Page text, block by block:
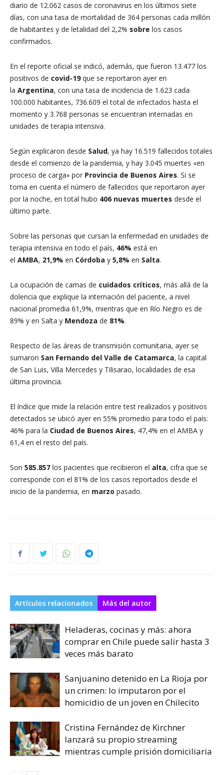
diario de 12.062 casos de coronavirus en los últimos siete
días, con una tasa de mortalidad de 364 personas cada millón
de habitantes y de letalidad del 2,2% sobre los casos
confirmados.
En el reporte oficial se indicó, además, que fueron 13.477 los
positivos de covid-19 que se reportaron ayer en
la Argentina, con una tasa de incidencia de 1.623 cada
100.000 habitantes, 736.609 el total de infectados hasta el
momento y 3.768 personas se encuentran internadas en
unidades de terapia intensiva.
Según explicaron desde Salud, ya hay 16.519 fallecidos totales
desde el comienzo de la pandemia, y hay 3.045 muertes «en
proceso de carga» por Provincia de Buenos Aires. Si se
toma en cuenta el número de fallecidos que reportaron ayer
por la noche, en total hubo 406 nuevas muertes desde el
último parte.
Sobre las personas que cursan la enfermedad en unidades de
terapia intensiva en todo el país, 46% está en
el AMBA, 21,9% en Córdoba y 5,8% en Salta.
La ocupación de camas de cuidados críticos, más allá de la
dolencia que explique la internación del paciente, a nivel
nacional promedia 61,9%, mientras que en Río Negro es de
89% y en Salta y Mendoza de 81%.
Respecto de las áreas de transmisión comunitaria, ayer se
sumaron San Fernando del Valle de Catamarca, la capital
de San Luis, Villa Mercedes y Tilisarao, localidades de esa
última provincia.
El índice que mide la relación entre test realizados y positivos
detectados se ubicó ayer en 55% promedio para todo el país:
46% para la Ciudad de Buenos Aires, 47,4% en el AMBA y
61,4 en el resto del país.
Son 585.857 los pacientes que recibieron el alta, cifra que se
corresponde con el 81% de los casos reportados desde el
inicio de la pandemia, en marzo pasado.
Artículos relacionados Más del autor
Heladeras, cocinas y más: ahora
comprar en Chile puede salir hasta 3
veces más barato
Sanjuanino detenido en La Rioja por
un crimen: lo imputaron por el
homicidio de un joven en Chilecito
Cristina Fernández de Kirchner
lanzará su propio streaming
mientras cumple prisión domiciliaria